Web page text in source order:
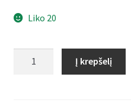
Liko 20
Į krepšelį